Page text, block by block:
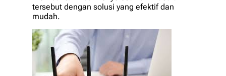
tersebut dengan solusi yang efektif dan
mudah.